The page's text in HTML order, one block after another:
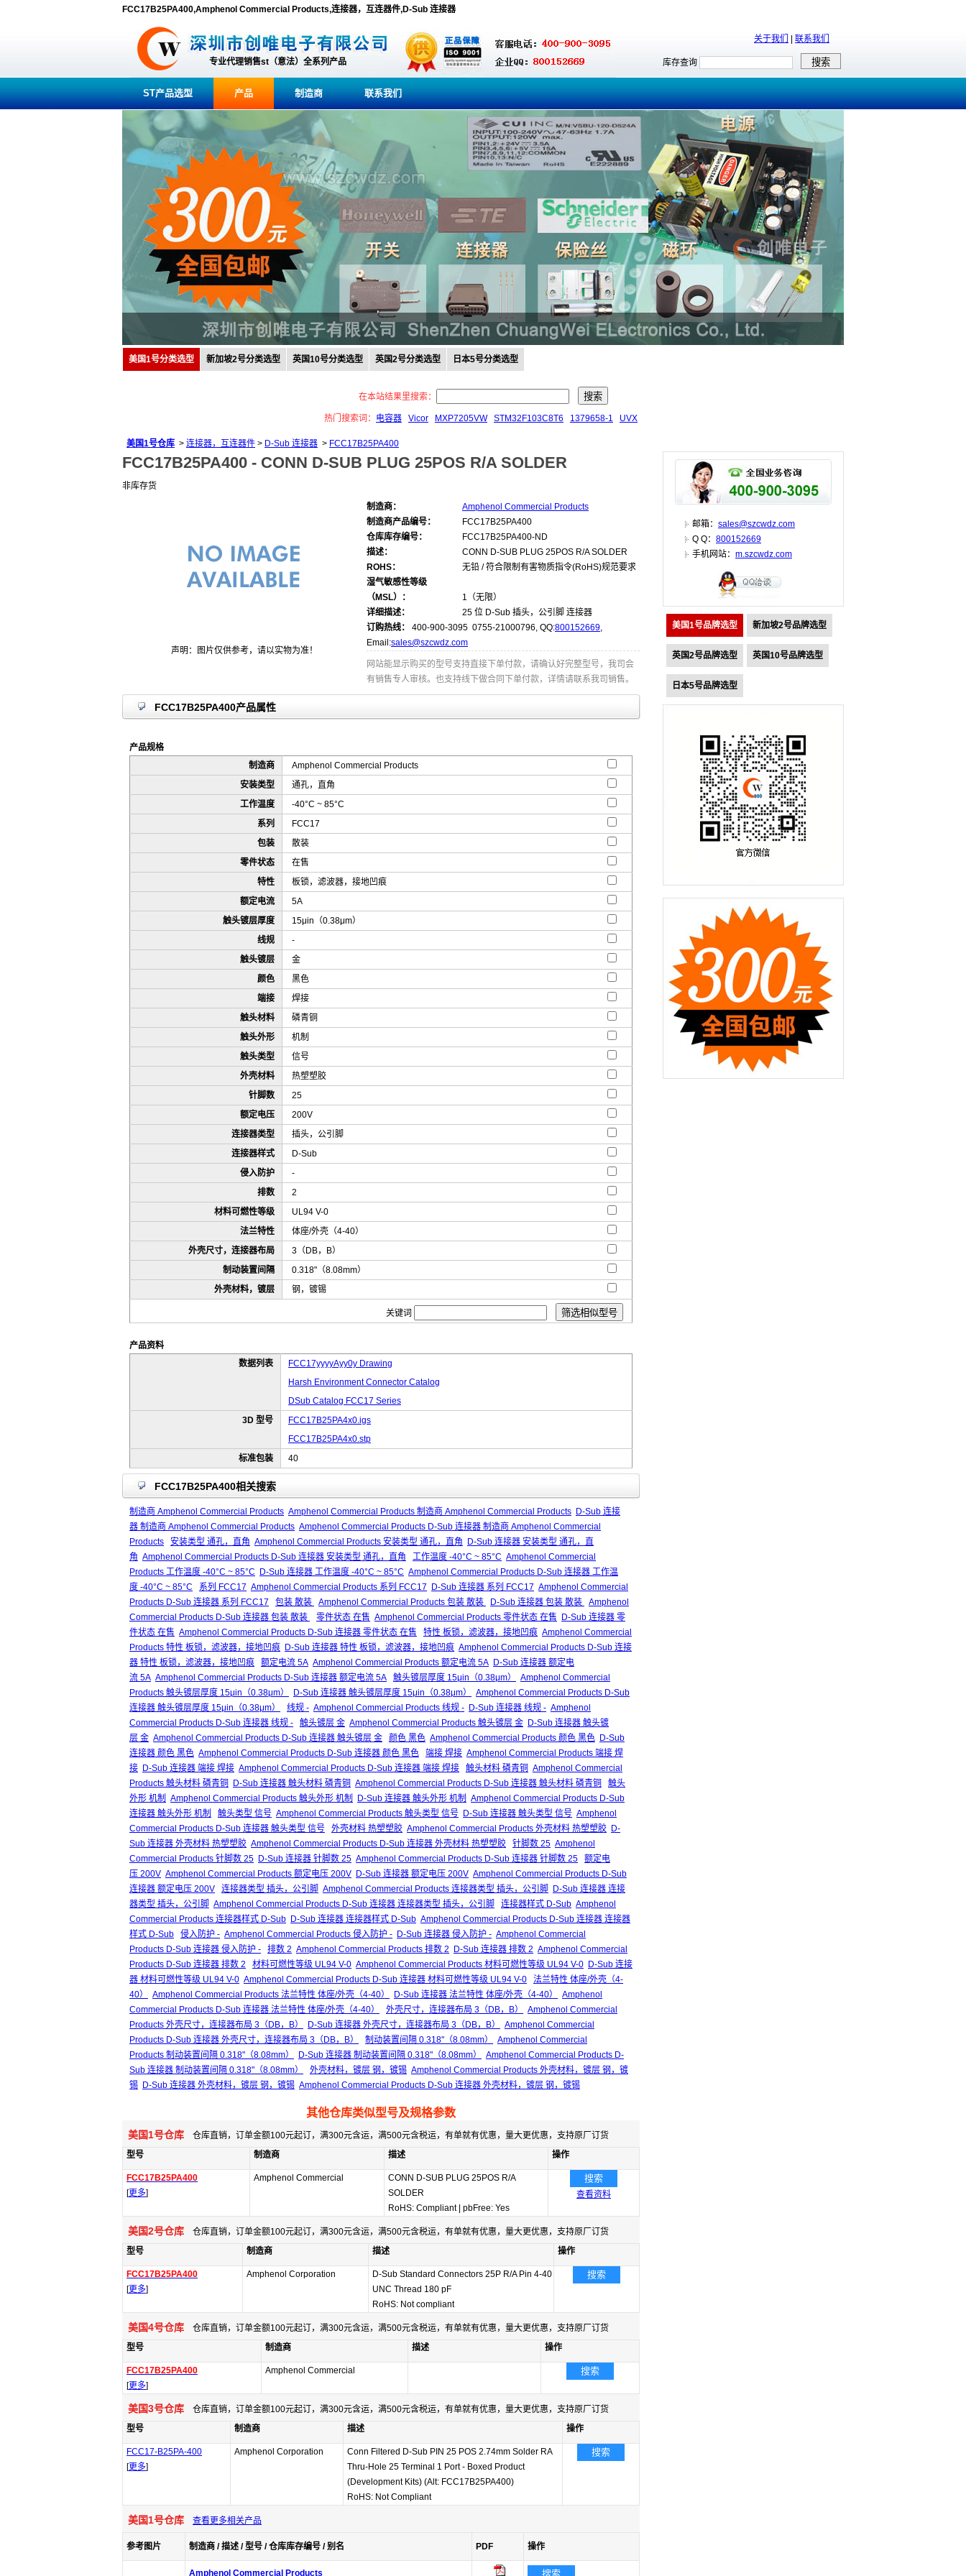
FCC17B25PA400,Amphenol Commercial Products,连接器，互连器件,D-Sub 连接器
专业代理销售st（意法）全系列产品
关于我们 联系我们
库存查询
ST产品选型 产品 制造商 联系我们
美国1号分类选型 新加坡2号分类选型 英国10号分类选型 英国2号分类选型 日本5号分类选型
在本站结果里搜索：
热门搜索词： 电容器 Vicor MXP7205VW STM32F103C8T6 1379658-1 UVX
美国1号仓库 > 连接器，互连器件 > D-Sub 连接器 > FCC17B25PA400
FCC17B25PA400 - CONN D-SUB PLUG 25POS R/A SOLDER
非库存货
声明：图片仅供参考，请以实物为准！
制造商：
Amphenol Commercial Products
制造商产品编号：
FCC17B25PA400
仓库库存编号：
FCC17B25PA400-ND
描述：
CONN D-SUB PLUG 25POS R/A SOLDER
ROHS：
无铅 / 符合限制有害物质指令(RoHS)规范要求
湿气敏感性等级
（MSL）：
1（无限）
详细描述：
25 位 D-Sub 插头，公引脚 连接器
订购热线：
400-900-3095 0755-21000796, QQ:800152669,
Email:sales@szcwdz.com
网站能显示购买的型号支持直接下单付款，请确认好完整型号，我司会
有销售专人审核。也支持线下做合同下单付款，详情请联系我司销售。
FCC17B25PA400产品属性
产品规格
制造商
Amphenol Commercial Products
安装类型
通孔，直角
工作温度
-40°C ~ 85°C
系列
FCC17
包装
散装
零件状态
在售
特性
板锁，滤波器，接地凹痕
额定电流
5A
触头镀层厚度
15μin（0.38μm）
线规
-
触头镀层
金
颜色
黑色
端接
焊接
触头材料
磷青铜
触头外形
机制
触头类型
信号
外壳材料
热塑塑胶
针脚数
25
额定电压
200V
连接器类型
插头，公引脚
连接器样式
D-Sub
侵入防护
-
排数
2
材料可燃性等级
UL94 V-0
法兰特性
体座/外壳（4-40）
外壳尺寸，连接器布局
3（DB，B）
制动装置间隔
0.318"（8.08mm）
外壳材料，镀层
钢，镀锡
关键词
产品资料
数据列表
FCC17yyyyAyy0y Drawing
Harsh Environment Connector Catalog
DSub Catalog FCC17 Series
3D 型号
FCC17B25PA4x0.igs
FCC17B25PA4x0.stp
标准包装
40
FCC17B25PA400相关搜索
制造商 Amphenol Commercial Products Amphenol Commercial Products 制造商 Amphenol Commercial Products D-Sub 连接
器 制造商 Amphenol Commercial Products Amphenol Commercial Products D-Sub 连接器 制造商 Amphenol Commercial
Products
安装类型 通孔，直角 Amphenol Commercial Products 安装类型 通孔，直角
D-Sub 连接器 安装类型 通孔，直
角 Amphenol Commercial Products D-Sub 连接器 安装类型 通孔，直角 工作温度 -40°C ~ 85°C Amphenol Commercial
Products 工作温度 -40°C ~ 85°C
D-Sub 连接器 工作温度 -40°C ~ 85°C Amphenol Commercial Products D-Sub 连接器 工作温
度 -40°C ~ 85°C
系列 FCC17 Amphenol Commercial Products 系列 FCC17 D-Sub 连接器 系列 FCC17 Amphenol Commercial
Products D-Sub 连接器 系列 FCC17
包装 散装 Amphenol Commercial Products 包装 散装 D-Sub 连接器 包装 散装
Amphenol
Commercial Products D-Sub 连接器 包装 散装
零件状态 在售 Amphenol Commercial Products 零件状态 在售
D-Sub 连接器 零
件状态 在售 Amphenol Commercial Products D-Sub 连接器 零件状态 在售 特性 板锁，滤波器，接地凹痕 Amphenol Commercial
Products 特性 板锁，滤波器，接地凹痕
D-Sub 连接器 特性 板锁，滤波器，接地凹痕 Amphenol Commercial Products D-Sub 连接
器 特性 板锁，滤波器，接地凹痕
额定电流 5A Amphenol Commercial Products 额定电流 5A D-Sub 连接器 额定电
流 5A Amphenol Commercial Products D-Sub 连接器 额定电流 5A 触头镀层厚度 15μin（0.38μm）
Amphenol Commercial
Products 触头镀层厚度 15μin（0.38μm）
D-Sub 连接器 触头镀层厚度 15μin（0.38μm）
Amphenol Commercial Products D-Sub
连接器 触头镀层厚度 15μin（0.38μm）
线规 - Amphenol Commercial Products 线规 - D-Sub 连接器 线规 - Amphenol
Commercial Products D-Sub 连接器 线规 -
触头镀层 金 Amphenol Commercial Products 触头镀层 金 D-Sub 连接器 触头镀
层 金 Amphenol Commercial Products D-Sub 连接器 触头镀层 金 颜色 黑色 Amphenol Commercial Products 颜色 黑色 D-Sub
连接器 颜色 黑色 Amphenol Commercial Products D-Sub 连接器 颜色 黑色 端接 焊接 Amphenol Commercial Products 端接 焊
接 D-Sub 连接器 端接 焊接 Amphenol Commercial Products D-Sub 连接器 端接 焊接 触头材料 磷青铜 Amphenol Commercial
Products 触头材料 磷青铜
D-Sub 连接器 触头材料 磷青铜 Amphenol Commercial Products D-Sub 连接器 触头材料 磷青铜
触头
外形 机制
Amphenol Commercial Products 触头外形 机制 D-Sub 连接器 触头外形 机制
Amphenol Commercial Products D-Sub
连接器 触头外形 机制
触头类型 信号 Amphenol Commercial Products 触头类型 信号 D-Sub 连接器 触头类型 信号 Amphenol
Commercial Products D-Sub 连接器 触头类型 信号
外壳材料 热塑塑胶 Amphenol Commercial Products 外壳材料 热塑塑胶 D-
Sub 连接器 外壳材料 热塑塑胶 Amphenol Commercial Products D-Sub 连接器 外壳材料 热塑塑胶 针脚数 25 Amphenol
Commercial Products 针脚数 25 D-Sub 连接器 针脚数 25 Amphenol Commercial Products D-Sub 连接器 针脚数 25
额定电
压 200V Amphenol Commercial Products 额定电压 200V D-Sub 连接器 额定电压 200V Amphenol Commercial Products D-Sub
连接器 额定电压 200V
连接器类型 插头，公引脚 Amphenol Commercial Products 连接器类型 插头，公引脚 D-Sub 连接器 连接
器类型 插头，公引脚 Amphenol Commercial Products D-Sub 连接器 连接器类型 插头，公引脚 连接器样式 D-Sub Amphenol
Commercial Products 连接器样式 D-Sub D-Sub 连接器 连接器样式 D-Sub Amphenol Commercial Products D-Sub 连接器 连接器
样式 D-Sub
侵入防护 - Amphenol Commercial Products 侵入防护 - D-Sub 连接器 侵入防护 - Amphenol Commercial
Products D-Sub 连接器 侵入防护 -
排数 2 Amphenol Commercial Products 排数 2 D-Sub 连接器 排数 2 Amphenol Commercial
Products D-Sub 连接器 排数 2
材料可燃性等级 UL94 V-0 Amphenol Commercial Products 材料可燃性等级 UL94 V-0 D-Sub 连接
器 材料可燃性等级 UL94 V-0 Amphenol Commercial Products D-Sub 连接器 材料可燃性等级 UL94 V-0
法兰特性 体座/外壳（4-
40）
Amphenol Commercial Products 法兰特性 体座/外壳（4-40） D-Sub 连接器 法兰特性 体座/外壳（4-40）
Amphenol
Commercial Products D-Sub 连接器 法兰特性 体座/外壳（4-40）
外壳尺寸，连接器布局 3（DB，B）
Amphenol Commercial
Products 外壳尺寸，连接器布局 3（DB，B）
D-Sub 连接器 外壳尺寸，连接器布局 3（DB，B）
Amphenol Commercial
Products D-Sub 连接器 外壳尺寸，连接器布局 3（DB，B）
制动装置间隔 0.318"（8.08mm）
Amphenol Commercial
Products 制动装置间隔 0.318"（8.08mm）
D-Sub 连接器 制动装置间隔 0.318"（8.08mm）
Amphenol Commercial Products D-
Sub 连接器 制动装置间隔 0.318"（8.08mm）
外壳材料，镀层 钢，镀锡 Amphenol Commercial Products 外壳材料，镀层 钢，镀
锡 D-Sub 连接器 外壳材料，镀层 钢，镀锡 Amphenol Commercial Products D-Sub 连接器 外壳材料，镀层 钢，镀锡
其他仓库类似型号及规格参数
美国1号仓库 仓库直销，订单金额100元起订，满300元含运，满500元含税运，有单就有优惠，量大更优惠，支持原厂订货
型号
制造商 描述 操作
FCC17B25PA400
[更多]
Amphenol Commercial
CONN D-SUB PLUG 25POS R/A
SOLDER
RoHS: Compliant pbFree: Yes
搜索
查看资料
美国2号仓库 仓库直销，订单金额100元起订，满300元含运，满500元含税运，有单就有优惠，量大更优惠，支持原厂订货
型号
制造商 描述 操作
FCC17B25PA400
[更多]
Amphenol Corporation
D-Sub Standard Connectors 25P R/A Pin 4-40
UNC Thread 180 pF
RoHS: Not compliant
搜索
美国4号仓库 仓库直销，订单金额100元起订，满300元含运，满500元含税运，有单就有优惠，量大更优惠，支持原厂订货
型号
制造商 描述 操作
FCC17B25PA400
[更多]
Amphenol Commercial 搜索
美国3号仓库 仓库直销，订单金额100元起订，满300元含运，满500元含税运，有单就有优惠，量大更优惠，支持原厂订货
型号
制造商 描述 操作
FCC17-B25PA-400
[更多]
Amphenol Corporation
Conn Filtered D-Sub PIN 25 POS 2.74mm Solder RA
Thru-Hole 25 Terminal 1 Port - Boxed Product
(Development Kits) (Alt: FCC17B25PA400)
RoHS: Not Compliant
搜索
美国1号仓库 查看更多相关产品
参考图片 制造商 / 描述 / 型号 / 仓库库存编号 / 别名 PDF 操作
Amphenol Commercial Products 搜索
邮箱： sales@szcwdz.com
Q Q： 800152669
手机网站： m.szcwdz.com
美国1号品牌选型 新加坡2号品牌选型
英国2号品牌选型 英国10号品牌选型
日本5号品牌选型